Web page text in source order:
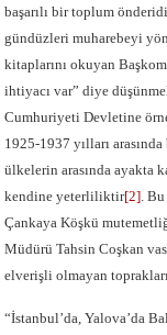
başarılı bir toplum
gündüzleri muharebeyi
kitaplarını okuyan
ihtiyacı var” diye
Cumhuriyeti Devletine
1925-1937 yılları
ülkelerin arasında ayakta
kendine yeterliliktir[2].
Çankaya Köşkü
Müdürü Tahsin Coşkan
elverişli olmayan
“İstanbul’da, Yalova’da